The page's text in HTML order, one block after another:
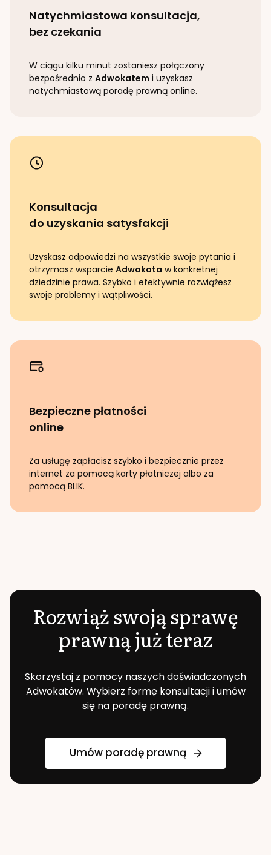
Natychmiastowa konsultacja,
bez czekania
W ciągu kilku minut zostaniesz połączony
bezpośrednio z Adwokatem i uzyskasz
natychmiastową poradę prawną online.
Konsultacja
do uzyskania satysfakcji
Uzyskasz odpowiedzi na wszystkie swoje pytania i
otrzymasz wsparcie Adwokata w konkretnej
dziedzinie prawa. Szybko i efektywnie rozwiążesz
swoje problemy i wątpliwości.
Bezpieczne płatności
online
Za usługę zapłacisz szybko i bezpiecznie przez
internet za pomocą karty płatniczej albo za
pomocą BLIK.
Rozwiąż swoją sprawę
prawną już teraz
Skorzystaj z pomocy naszych doświadczonych
Adwokatów. Wybierz formę konsultacji i umów
się na poradę prawną.
Umów poradę prawną